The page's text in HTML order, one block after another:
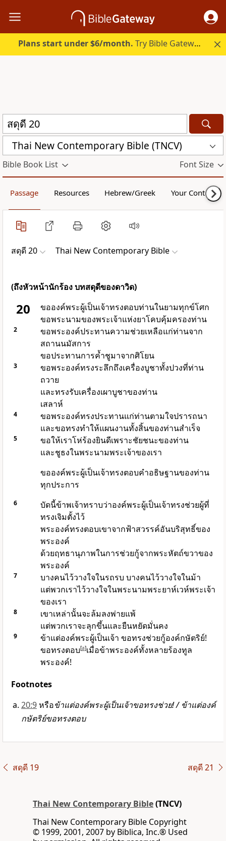
Plans start under $6/month. Try Bible Gateway Plus.
Thai New Contemporary Bible (TNCV)
Bible Book List Font Size
Passage Resources Hebrew/Greek Your Content
สดุดี 20 Thai New Contemporary Bible
(ถึงหัวหน้านักร้อง บทสดุดีของดาวิด)
20 ขอองค์พระผู้เป็นเจ้าทรงตอบท่านในยามทุกข์โศก
ขอพระนามของพระเจ้าแห่งยาโคบคุ้มครองท่าน
2
ขอพระองค์ประทานความช่วยเหลือแก่ท่านจาก
สถานนมัสการ
ขอประทานการค้ำชูมาจากศิโยน
3
ขอพระองค์ทรงระลึกถึงเครื่องบูชาทั้งปวงที่ท่าน
ถวาย
และทรงรับเครื่องเผาบูชาของท่าน
เสลาห์
4
ขอพระองค์ทรงประทานแก่ท่านตามใจปรารถนา
และขอทรงทำให้แผนงานทั้งสิ้นของท่านสำเร็จ
5
ขอให้เราโห่ร้องยินดีเพราะชัยชนะของท่าน
และชูธงในพระนามพระเจ้าของเรา
ขอองค์พระผู้เป็นเจ้าทรงตอบคำอธิษฐานของท่าน
ทุกประการ
6 บัดนี้ข้าพเจ้าทราบว่าองค์พระผู้เป็นเจ้าทรงช่วยผู้ที่
ทรงเจิมตั้งไว้
พระองค์ทรงตอบเขาจากฟ้าสวรรค์อันบริสุทธิ์ของ
พระองค์
ด้วยฤทธานุภาพในการช่วยกู้จากพระหัตถ์ขวาของ
พระองค์
7
บางคนไว้วางใจในรถรบ บางคนไว้วางใจในม้า
แต่พวกเราไว้วางใจในพระนามพระยาห์เวห์พระเจ้า
ของเรา
8
เขาเหล่านั้นจะล้มลงพ่ายแพ้
แต่พวกเราจะลุกขึ้นและยืนหยัดมั่นคง
9 ข้าแต่องค์พระผู้เป็นเจ้า ขอทรงช่วยกู้องค์กษัตริย์!
ขอทรงตอบ[a]เมื่อข้าพระองค์ทั้งหลายร้องทูล
พระองค์!
Footnotes
20:9หรือข้าแต่องค์พระผู้เป็นเจ้าขอทรงช่วย! / ข้าแต่องค์
กษัตริย์ขอทรงตอบ
สดุดี 19 สดุดี 21
Thai New Contemporary Bible(TNCV)
Thai New Contemporary Bible Copyright
© 1999, 2001, 2007 by Biblica, Inc.® Used